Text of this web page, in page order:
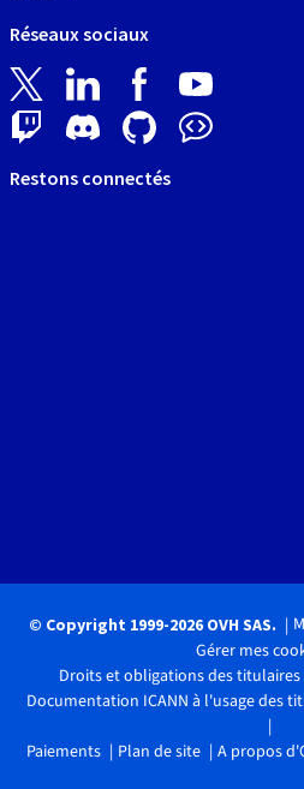
Réseaux sociaux
Restons connectés
© Copyright 1999-2026 OVH SAS.
Gérer mes
Droits et obligations des
Documentation ICANN à l'usage des
Paiements Plan de site A propos